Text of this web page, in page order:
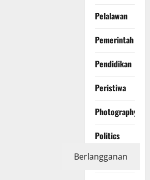
Pelalawan
Pemerintah
Pendidikan
Peristiwa
Photography
Politics
Polri
Berlangganan